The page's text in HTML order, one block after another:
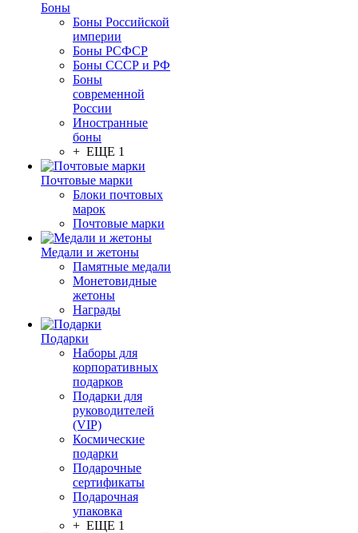
Боны
Боны Российской
империи
Боны РСФСР
Боны СССР и РФ
Боны
современной
России
Иностранные
боны
+ ЕЩЕ 1
Почтовые марки
Блоки почтовых
марок
Почтовые марки
Медали и жетоны
Памятные медали
Монетовидные
жетоны
Награды
Подарки
Наборы для
корпоративных
подарков
Подарки для
руководителей
(VIP)
Космические
подарки
Подарочные
сертификаты
Подарочная
упаковка
+ ЕЩЕ 1